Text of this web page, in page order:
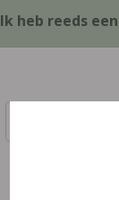
Ik heb reeds